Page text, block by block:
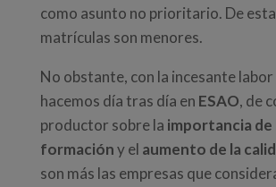
como asunto no prioritario. De
matrículas son menores.
No obstante, con la incesante labor
hacemos día tras día en ESAO, de
productor sobre la importancia de
formacióny el aumento de la
son más las empresas que